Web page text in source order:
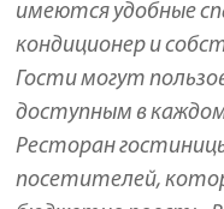
имеются удобные
кондиционер и
Гости могут
доступным в
Ресторан
посетителей,